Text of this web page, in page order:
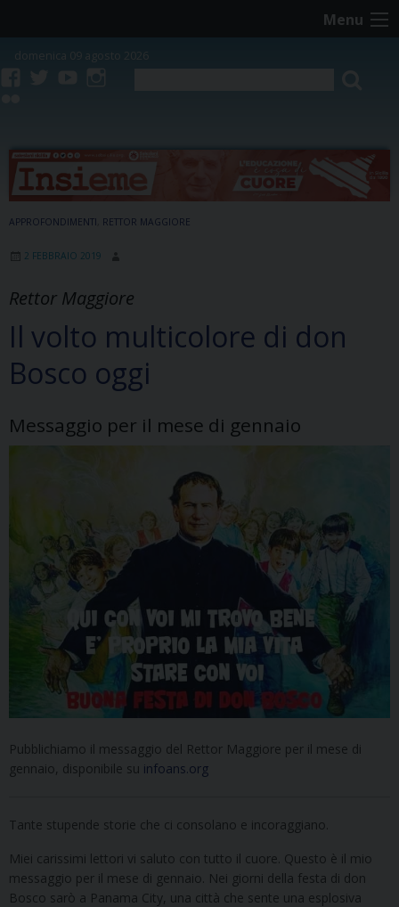
content
Menu
domenica 09 agosto 2026
APPROFONDIMENTI RETTOR MAGGIORE
2 FEBBRAIO 2019
Rettor Maggiore
Il volto multicolore di don
Bosco oggi
Messaggio per il mese di gennaio
Pubblichiamo il messaggio del Rettor Maggiore per il mese di
gennaio, disponibile su infoans.org
Tante stupende storie che ci consolano e incoraggiano.
Miei carissimi lettori vi saluto con tutto il cuore. Questo è il mio
messaggio per il mese di gennaio. Nei giorni della festa di don
Bosco sarò a Panama City, una città che sente una esplosiva